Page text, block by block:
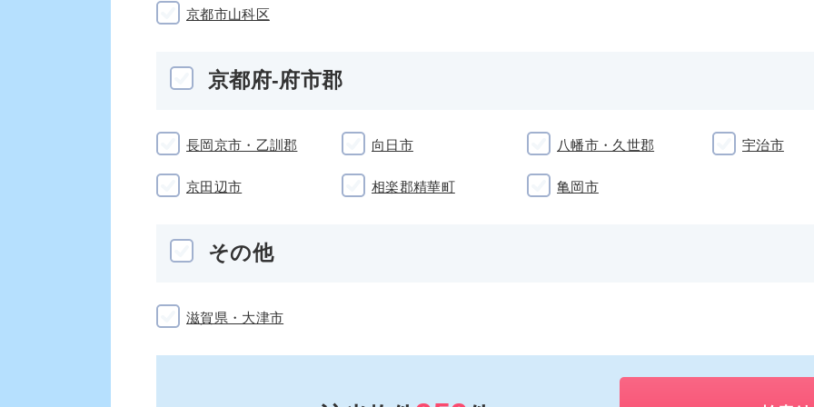
京都市山科区
京都府-府市郡
長岡京市・乙訓郡 向日市 八幡市・久世郡 宇治市
京田辺市 相楽郡精華町 亀岡市
その他
滋賀県・大津市